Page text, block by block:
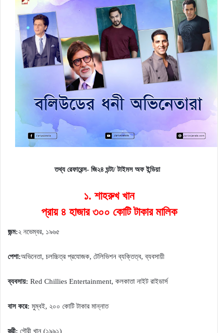
তথ্য রেফারেন্স- জি২৪ ঘন্টা/ টাইমস অফ ইন্ডিয়া
১. শাহরুখ খান
প্রায় ৪ হাজার ৩০০ কোটি টাকার মালিক
জন্ম:২ নভেম্বর, ১৯৬৫
পেশা:অভিনেতা, চলচ্চিত্র প্রযোজক, টেলিভিশন ব্যক্তিত্ব, ব্যবসায়ী
ব্যবসায়: Red Chillies Entertainment, কলকাতা নাইট রাইডার্স
বাস করে: মুম্বই, ২০০ কোটি টাকার মান্নাত
স্ত্রী: গৌরী খান (১৯৯১)